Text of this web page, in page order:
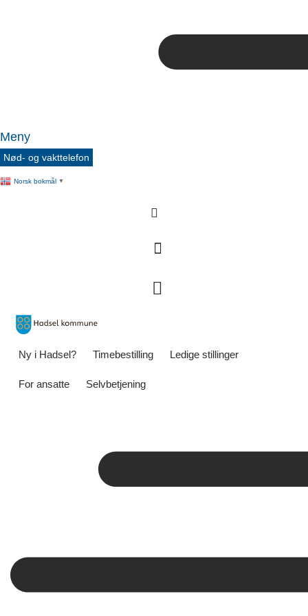
Meny
Nød- og vakttelefon
Norsk bokmål ▼
Ny i Hadsel? Timebestilling Ledige stillinger
For ansatte Selvbetjening